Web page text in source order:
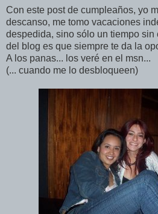
Con este post de cumpleaños, yo
descanso, me tomo vacaciones
despedida, sino sólo un tiempo sin
del blog es que siempre te da la
A los panas... los veré en el msn...
(... cuando me lo desbloqueen)